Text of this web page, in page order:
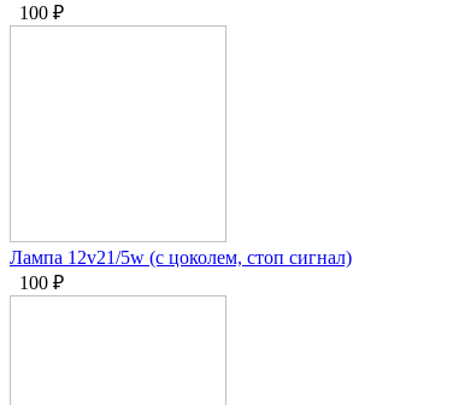
100 ₽
Лампа 12v21/5w (с цоколем, стоп сигнал)
100 ₽